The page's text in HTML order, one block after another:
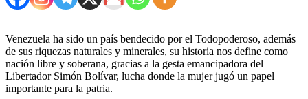
Venezuela ha sido un país bendecido por el Todopoderoso, además
de sus riquezas naturales y minerales, su historia nos define como
nación libre y soberana, gracias a la gesta emancipadora del
Libertador Simón Bolívar, lucha donde la mujer jugó un papel
importante para la patria.